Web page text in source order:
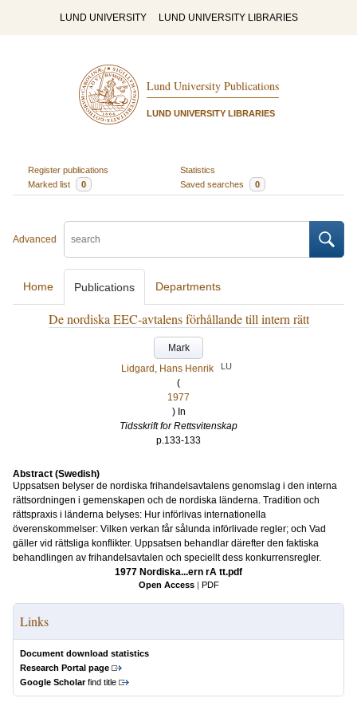
LUND UNIVERSITY LUND UNIVERSITY LIBRARIES
Lund University Publications
LUND UNIVERSITY LIBRARIES
Register publications
Statistics
Marked list
0 Saved searches 0
Advanced
Home Publications Departments
De nordiska EEC-avtalens förhållande till intern rätt
Mark
Lidgard, Hans Henrik
LU
(
1977
) In
Tidsskrift for Rettsvitenskap
p.133-133
Abstract (Swedish)
Uppsatsen belyser de nordiska frihandelsavtalens genomslag i den interna
rättsordningen i gemenskapen och de nordiska länderna. Tradition och
rättspraxis i länderna belyses: Hur införlivas internationella
överenskommelser: Vilken verkan får sålunda införlivade regler; och Vad
gäller vid rättsliga konflikter. Uppsatsen behandlar därefter den faktiska
behandlingen av frihandelsavtalen och speciellt dess konkurrensregler.
1977 Nordiska...ern rA tt.pdf
Open Access | PDF
Links
Document download statistics
Research Portal page
Google Scholarfind title